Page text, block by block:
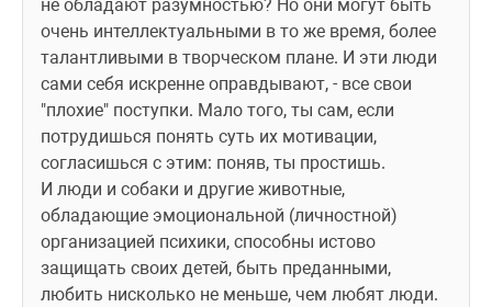
не обладают разумностью? Но они могут быть
очень интеллектуальными в то же время, более
талантливыми в творческом плане. И эти люди
сами себя искренне оправдывают, - все свои
"плохие" поступки. Мало того, ты сам, если
потрудишься понять суть их мотивации,
согласишься с этим: поняв, ты простишь.
И люди и собаки и другие животные,
обладающие эмоциональной (личностной)
организацией психики, способны истово
защищать своих детей, быть преданными,
любить нисколько не меньше, чем любят люди.